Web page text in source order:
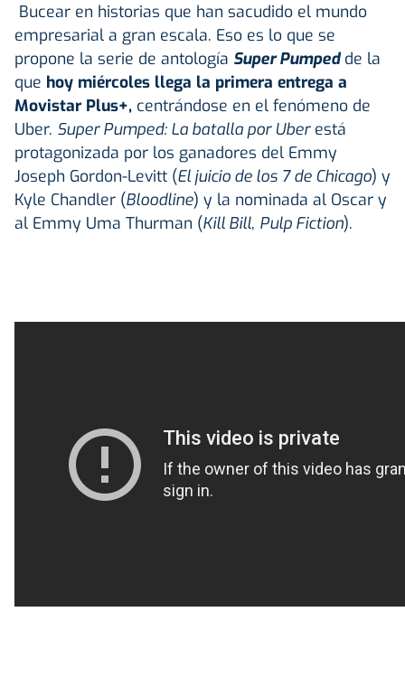
Bucear en historias que han sacudido el mundo
empresarial a gran escala. Eso es lo que se
propone la serie de antología Super Pumped de la
que hoy miércoles llega la primera entrega a
Movistar Plus+, centrándose en el fenómeno de
Uber. Super Pumped: La batalla por Uberestá
protagonizada por los ganadores del Emmy
Joseph Gordon-Levitt (El juicio de los 7 de Chicago) y
Kyle Chandler (Bloodline) y la nominada al Oscar y
al Emmy Uma Thurman (Kill Bill, Pulp Fiction).